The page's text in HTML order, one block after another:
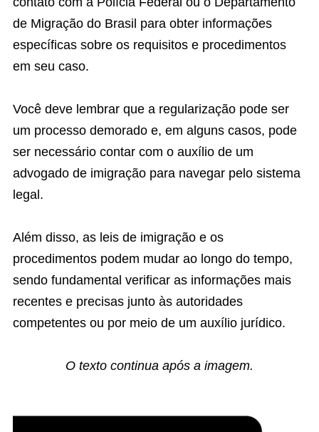
de Migração do Brasil para obter informações
específicas sobre os requisitos e procedimentos
em seu caso.
Você deve lembrar que a regularização pode ser
um processo demorado e, em alguns casos, pode
ser necessário contar com o auxílio de um
advogado de imigração para navegar pelo sistema
legal.
Além disso, as leis de imigração e os
procedimentos podem mudar ao longo do tempo,
sendo fundamental verificar as informações mais
recentes e precisas junto às autoridades
competentes ou por meio de um auxílio jurídico.
O texto continua após a imagem.